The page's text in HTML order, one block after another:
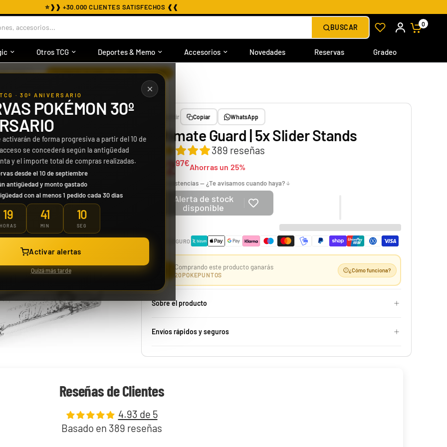
⭐❱❱ +30.000 CLIENTES SATISFECHOS ❰❰
Otros TCG Deportes & Memo Accesorios Novedades Reservas Gradeo
accesorios... BUSCAR 0
Case 150 Sobre McDonald Pokémon 2021 25th Aniversario
Desde
-25%
· 30º ANIVERSARIO
POKÉMON 30º
activarán de forma progresiva a partir del 10 de
se concederá según la antigüedad
y el importe total de compras realizadas.
desde el 10 de septiembre
antigüedad y monto gastado
con al menos 1 pedido cada 30 días
19 41
MIN
07
SEG
Activar alertas
Quizá más tarde
› ULTIMATE GUARD | 5X SLIDER STANDS
Compartir Copiar WhatsApp
Ultimate Guard | 5x Slider Stands
389 reseñas
97€Ahorras un 25%
Sin existencias — ¿Te avisamos cuando haya?
Alerta de stock
disponible
PAGO SEGURO
Comprando este producto ganarás
20POKEPUNTOS
¿Cómo funciona?
Sobre el producto
Envíos rápidos y seguros
Reseñas de Clientes
4.93 de 5
Basado en 389 reseñas